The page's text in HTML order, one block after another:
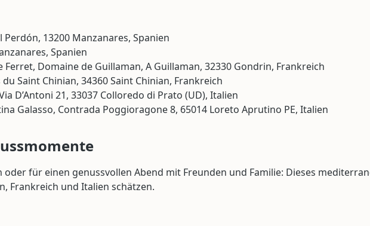
Perdón, 13200 Manzanares, Spanien
Spanien
Ferret, Domaine de Guillaman, A Guillaman, 32330 Gondrin, Frankreich
Saint Chinian, 34360 Saint Chinian, Frankreich
D’Antoni 21, 33037 Colloredo di Prato (UD), Italien
Galasso, Contrada Poggioragone 8, 65014 Loreto Aprutino PE, Italien
für einen genussvollen Abend mit Freunden und Familie: Dieses
Frankreich und Italien schätzen.